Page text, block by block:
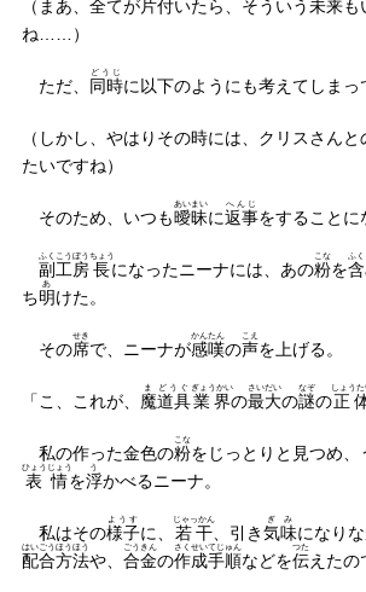
（まあ、 全てが片付いたら、そういう未来も
ね……）
ただ、 同時
どうじ
に以下のようにも考えてしまっ
（しかし、やはりその時には、クリスさんと
たいですね）
そのため、いつも曖昧
あいまい
に返事
へんじ
をすることに
副工房
ふくこうぼう
長
ちょう
になったニーナには、あの粉
こな
を含
ふく
ち明
あ
けた。
その席
せき
で、ニーナが感嘆
かんたん
の声
こえ
を上げる。
「こ、これが、 魔
ま
道具
どうぐ
業界
ぎょうかい
の最大
さいだい
の謎
なぞ
の正
しょうた
私の作った金色の粉
こな
をじっとりと見つめ、
表情
ひょうじょう
を浮
う
かべるニーナ。
私はその様子
ようす
に、 若干
じゃっかん
、引き気味
ぎみ
になりな
配
はい
合方法
ごうほうほう
や、 合金
ごうきん
の作成
さくせい
手順
てじゅん
などを伝
つた
えたの